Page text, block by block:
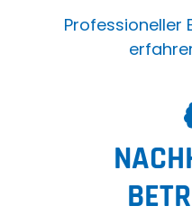
Professioneller